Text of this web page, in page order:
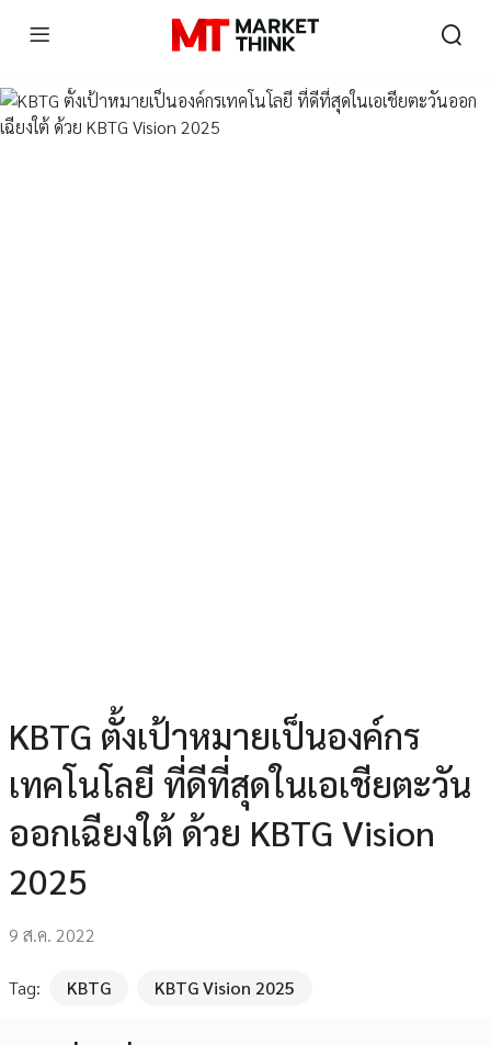
KBTG ตั้งเป้าหมายเป็นองค์กร
เทคโนโลยี ที่ดีที่สุดในเอเชียตะวัน
ออกเฉียงใต้ ด้วย KBTG Vision
2025
9 ส.ค. 2022
Tag: KBTG KBTG Vision 2025